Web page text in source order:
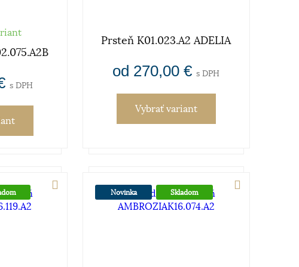
s DPH
Prsteň K01.023.A2 ADELIA
od 270,00 €s DPH
Vybrať variant
Novinka Skladom